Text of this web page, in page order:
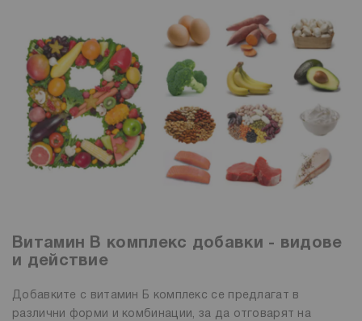
Витамин В комплекс добавки - видове
и действие
Добавките с витамин Б комплекс се предлагат в
различни форми и комбинации, за да отговарят на